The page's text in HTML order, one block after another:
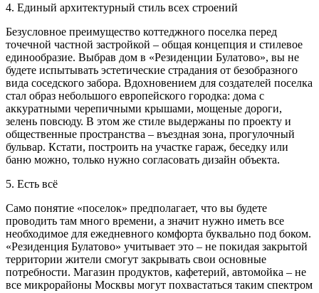
4. Единый архитектурный стиль всех строений
Безусловное преимущество коттеджного поселка перед
точечной частной застройкой – общая концепция и стилевое
единообразие. Выбрав дом в «Резиденции Булатово», вы не
будете испытывать эстетические страдания от безобразного
вида соседского забора. Вдохновением для создателей поселка
стал образ небольшого европейского городка: дома с
аккуратными черепичными крышами, мощеные дороги,
зелень повсюду. В этом же стиле выдержаны по проекту и
общественные пространства – въездная зона, прогулочный
бульвар. Кстати, построить на участке гараж, беседку или
баню можно, только нужно согласовать дизайн объекта.
5. Есть всё
Само понятие «поселок» предполагает, что вы будете
проводить там много времени, а значит нужно иметь все
необходимое для ежедневного комфорта буквально под боком.
«Резиденция Булатово» учитывает это – не покидая закрытой
территории жители смогут закрывать свои основные
потребности. Магазин продуктов, кафетерий, автомойка – не
все микрорайоны Москвы могут похвастаться таким спектром